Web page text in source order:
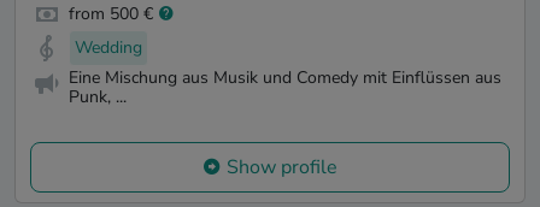
from 500 €
Wedding
Eine Mischung aus Musik und Comedy mit Einflüssen aus
Punk, ...
Show profile